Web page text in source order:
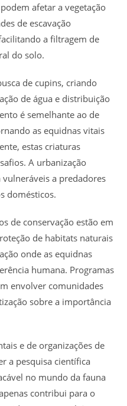
afetar a vegetação
de escavação
a filtragem de
do solo.
de cupins, criando
de água e distribuição
é semelhante ao de
as equidnas vitais
estas criaturas
A urbanização
a predadores
domésticos.
de conservação estão em
de habitats naturais
onde as equidnas
humana. Programas
envolver comunidades
sobre a importância
e de organizações de
a pesquisa científica
no mundo da fauna
contribui para o